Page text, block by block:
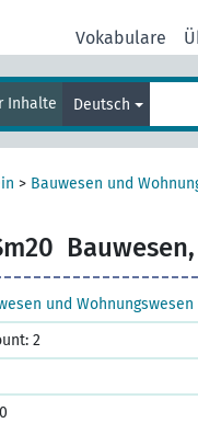
Vokabulare
Inhalte Deutsch
> Bauwesen und
und Wohnungswesen
2